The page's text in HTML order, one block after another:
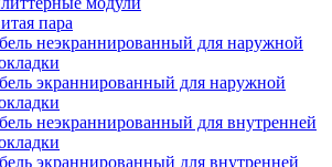
пара
неэкраннированный для наружной
экраннированный для наружной
неэкраннированный для внутренней
экраннированный для внутренней